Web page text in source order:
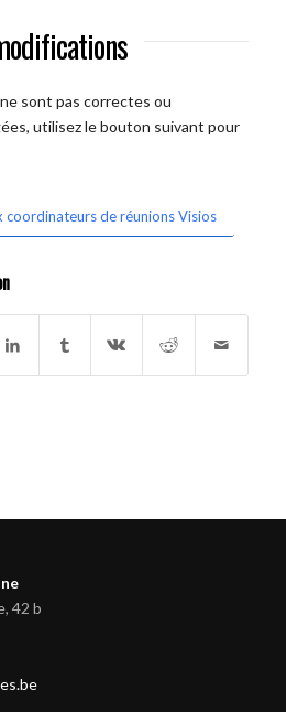
sont pas correctes ou
utilisez le bouton suivant pour
coordinateurs de réunions Visios
42 b